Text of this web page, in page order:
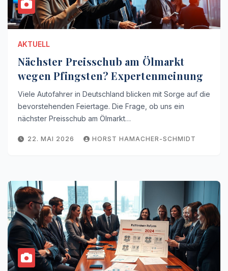
AKTUELL
Nächster Preisschub am Ölmarkt
wegen Pfingsten? Expertenmeinung
Viele Autofahrer in Deutschland blicken mit Sorge auf die
bevorstehenden Feiertage. Die Frage, ob uns ein
nächster Preisschub am Ölmarkt…
22. MAI 2026 HORST HAMACHER-SCHMIDT